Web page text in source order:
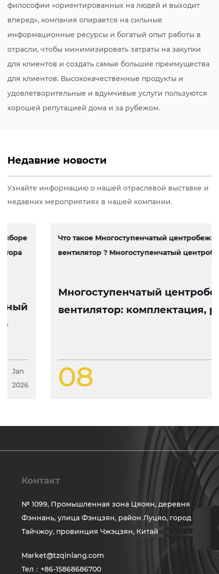
философии «ориентированных на людей и выходит
вперед», компания опирается на сильные
информационные ресурсы и богатый опыт работы в
отрасли, чтобы минимизировать затраты на закупки
для клиентов и создать самые большие преимущества
для клиентов. Высококачественные продукты и
удовлетворительные и вдумчивые услуги пользуются
хорошей репутацией дома и за рубежом.
Недавние новости
Узнайте информацию о нашей отраслевой выставке и
недавних мероприятиях в нашей компании.
Многоступенчатый центробежный
вентилятор: комплектация, работа
Что такое Многоступенчатый центробежный
вентилятор ? Многоступенчатый центробеж...
08
Контакт
№ 1099, Промышленная зона Цяоян, деревня
Фэннань, улица Фэнцзян, район Луцяо, город
Тайчжоу, провинция Чжэцзян, Китай
Market@tzqinlang.com
Тел：+86-15868686700